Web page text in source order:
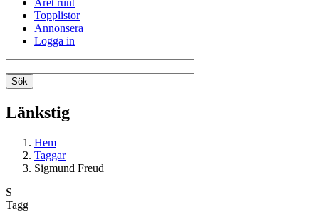
Året runt
Topplistor
Annonsera
Logga in
Länkstig
Hem
Taggar
Sigmund Freud
S
Tagg